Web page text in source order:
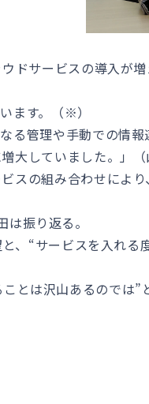
ドサービスの導入が
ます。（※）
る管理や手動での情
大していました。」（
の組み合わせにより
振り返る。
、“サービスを入れ
とは沢山あるのでは”